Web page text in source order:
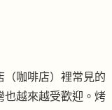
（咖啡店）裡常見的
也越來越受歡迎。烤